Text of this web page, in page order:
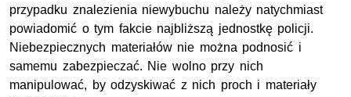
przypadku znalezienia niewybuchu należy natychmiast
powiadomić o tym fakcie najbliższą jednostkę policji.
Niebezpiecznych materiałów nie można podnosić i
samemu zabezpieczać. Nie wolno przy nich
manipulować, by odzyskiwać z nich proch i materiały